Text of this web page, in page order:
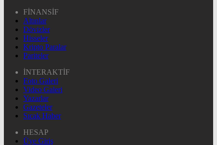
FİNANSİF
Altınlar
Dövizler
Hisseler
Kripto Paralar
Pariteler
İNTERAKTİF
Foto Galeri
Video Galeri
Yazarlar
Gazeteler
Sıcak Haber
HESAP
Üye Giriş